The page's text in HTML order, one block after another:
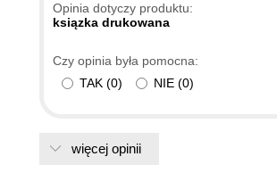
Opinia dotyczy produktu:
ksiązka drukowana
Czy opinia była pomocna:
TAK (0) NIE (0)
więcej opinii